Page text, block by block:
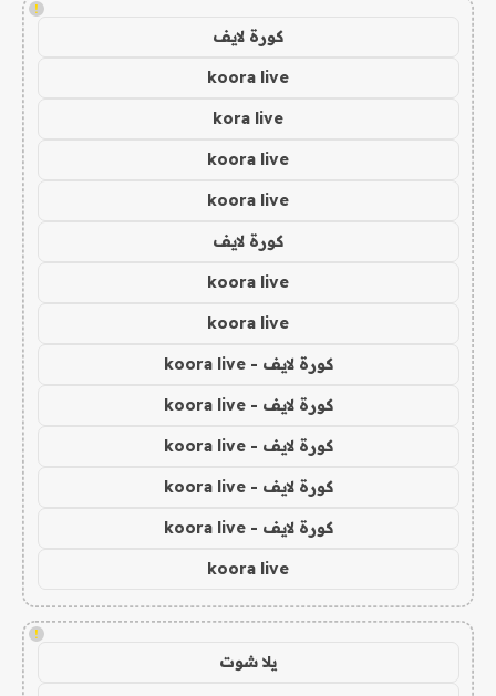
!
كورة لايف
koora live
kora live
koora live
koora live
كورة لايف
koora live
koora live
كورة لايف - koora live
كورة لايف - koora live
كورة لايف - koora live
كورة لايف - koora live
كورة لايف - koora live
koora live
!
يلا شوت